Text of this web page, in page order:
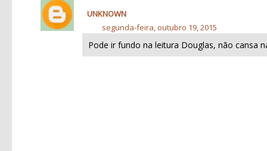
UNKNOWN
segunda-feira, outubro 19, 2015
Pode ir fundo na leitura Douglas, não cansa